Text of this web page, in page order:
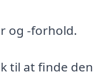
og -forhold.
til at finde den